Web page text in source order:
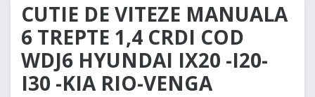
CUTIE DE VITEZE MANUALA
6 TREPTE 1,4 CRDI COD
WDJ6 HYUNDAI IX20 -I20-
I30 -KIA RIO-VENGA